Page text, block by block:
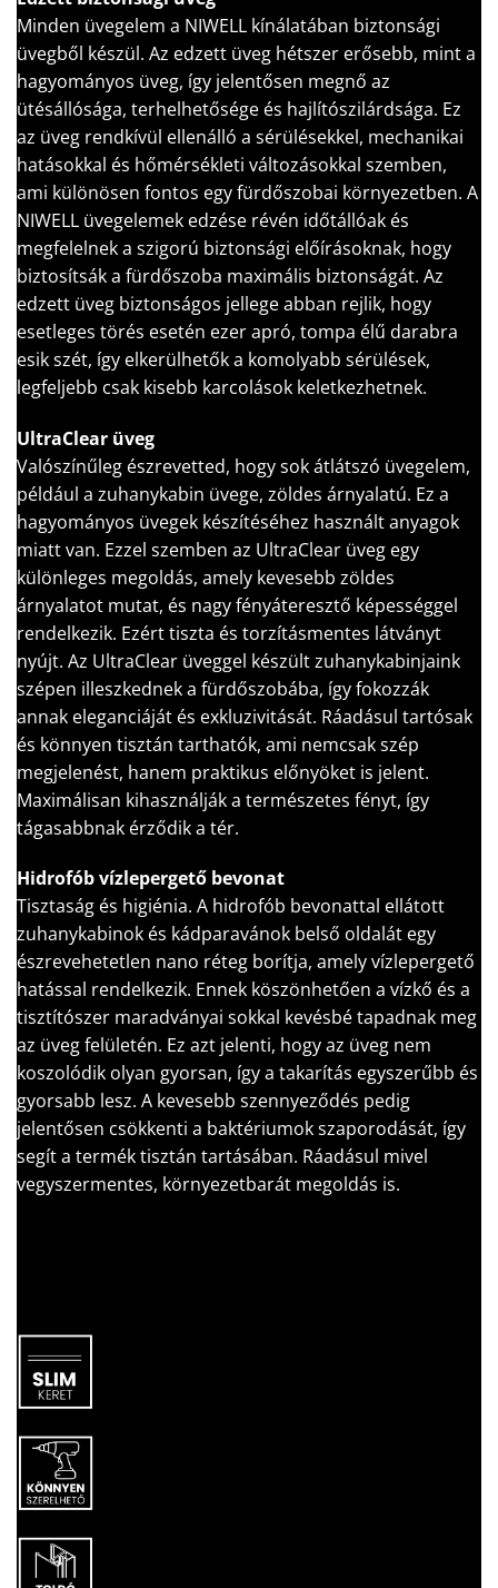
Minden üvegelem a NIWELL kínálatában biztonsági
üvegből készül. Az edzett üveg hétszer erősebb, mint a
hagyományos üveg, így jelentősen megnő az
ütésállósága, terhelhetősége és hajlítószilárdsága. Ez
az üveg rendkívül ellenálló a sérülésekkel, mechanikai
hatásokkal és hőmérsékleti változásokkal szemben,
ami különösen fontos egy fürdőszobai környezetben. A
NIWELL üvegelemek edzése révén időtállóak és
megfelelnek a szigorú biztonsági előírásoknak, hogy
biztosítsák a fürdőszoba maximális biztonságát. Az
edzett üveg biztonságos jellege abban rejlik, hogy
esetleges törés esetén ezer apró, tompa élű darabra
esik szét, így elkerülhetők a komolyabb sérülések,
legfeljebb csak kisebb karcolások keletkezhetnek.
UltraClear üveg
Valószínűleg észrevetted, hogy sok átlátszó üvegelem,
például a zuhanykabin üvege, zöldes árnyalatú. Ez a
hagyományos üvegek készítéséhez használt anyagok
miatt van. Ezzel szemben az UltraClear üveg egy
különleges megoldás, amely kevesebb zöldes
árnyalatot mutat, és nagy fényáteresztő képességgel
rendelkezik. Ezért tiszta és torzításmentes látványt
nyújt. Az UltraClear üveggel készült zuhanykabinjaink
szépen illeszkednek a fürdőszobába, így fokozzák
annak eleganciáját és exkluzivitását. Ráadásul tartósak
és könnyen tisztán tarthatók, ami nemcsak szép
megjelenést, hanem praktikus előnyöket is jelent.
Maximálisan kihasználják a természetes fényt, így
tágasabbnak érződik a tér.
Hidrofób vízlepergető bevonat
Tisztaság és higiénia. A hidrofób bevonattal ellátott
zuhanykabinok és kádparavánok belső oldalát egy
észrevehetetlen nano réteg borítja, amely vízlepergető
hatással rendelkezik. Ennek köszönhetően a vízkő és a
tisztítószer maradványai sokkal kevésbé tapadnak meg
az üveg felületén. Ez azt jelenti, hogy az üveg nem
koszolódik olyan gyorsan, így a takarítás egyszerűbb és
gyorsabb lesz. A kevesebb szennyeződés pedig
jelentősen csökkenti a baktériumok szaporodását, így
segít a termék tisztán tartásában. Ráadásul mivel
vegyszermentes, környezetbarát megoldás is.